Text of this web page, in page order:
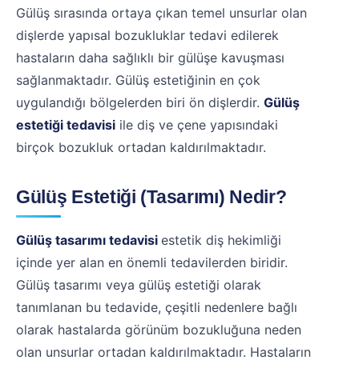
Gülüş sırasında ortaya çıkan temel unsurlar olan
dişlerde yapısal bozukluklar tedavi edilerek
hastaların daha sağlıklı bir gülüşe kavuşması
sağlanmaktadır. Gülüş estetiğinin en çok
uygulandığı bölgelerden biri ön dişlerdir. Gülüş
estetiği tedavisi ile diş ve çene yapısındaki
birçok bozukluk ortadan kaldırılmaktadır.
Gülüş Estetiği (Tasarımı) Nedir?
Gülüş tasarımı tedavisi estetik diş hekimliği
içinde yer alan en önemli tedavilerden biridir.
Gülüş tasarımı veya gülüş estetiği olarak
tanımlanan bu tedavide, çeşitli nedenlere bağlı
olarak hastalarda görünüm bozukluğuna neden
olan unsurlar ortadan kaldırılmaktadır. Hastaların